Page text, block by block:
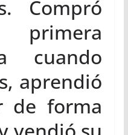
Compró
cuando
aprendió
de forma